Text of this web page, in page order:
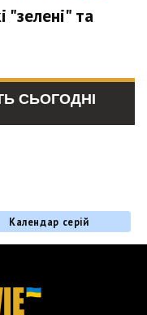
"зелені" та
СЬОГОДНІ
Календар серій